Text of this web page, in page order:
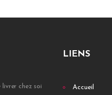
chez soi
LIENS
Accueil